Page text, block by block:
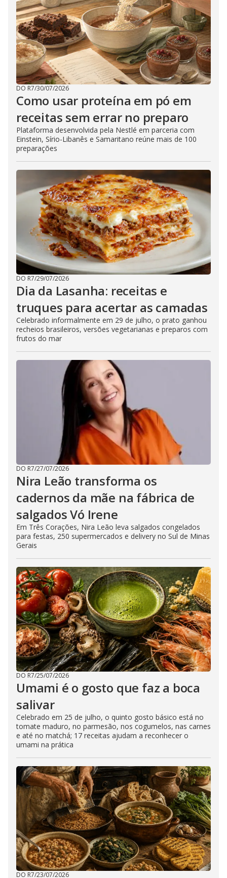
DO R7/30/07/2026
Como usar proteína em pó em
receitas sem errar no preparo
Plataforma desenvolvida pela Nestlé em parceria com
Einstein, Sírio-Libanês e Samaritano reúne mais de 100
preparações
DO R7/29/07/2026
Dia da Lasanha: receitas e
truques para acertar as camadas
Celebrado informalmente em 29 de julho, o prato ganhou
recheios brasileiros, versões vegetarianas e preparos com
frutos do mar
DO R7/27/07/2026
Nira Leão transforma os
cadernos da mãe na fábrica de
salgados Vó Irene
Em Três Corações, Nira Leão leva salgados congelados
para festas, 250 supermercados e delivery no Sul de Minas
Gerais
DO R7/25/07/2026
Umami é o gosto que faz a boca
salivar
Celebrado em 25 de julho, o quinto gosto básico está no
tomate maduro, no parmesão, nos cogumelos, nas carnes
e até no matchá; 17 receitas ajudam a reconhecer o
umami na prática
DO R7/23/07/2026